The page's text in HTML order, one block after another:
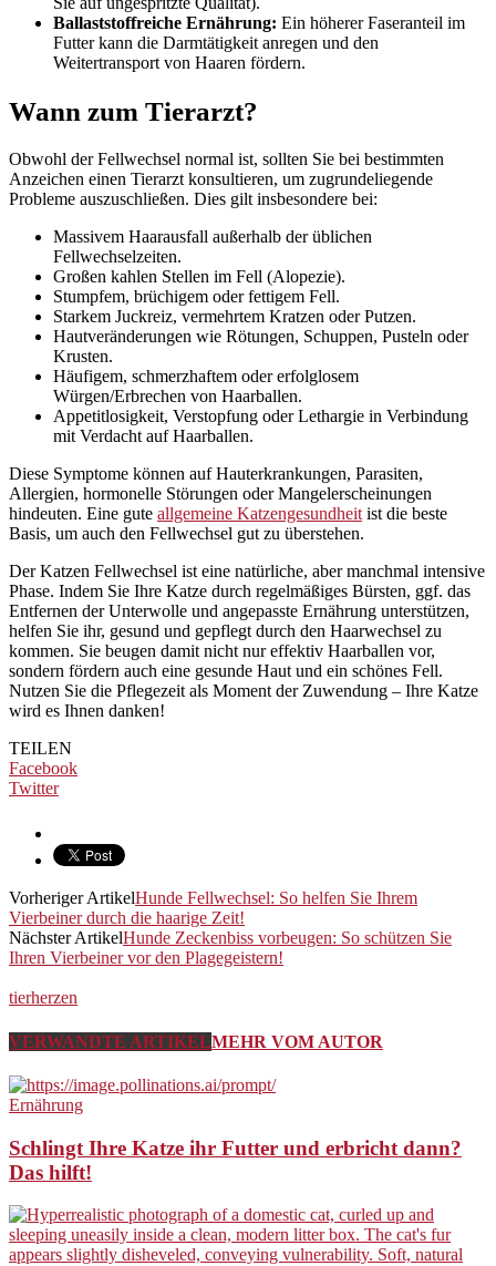
Ballaststoffreiche Ernährung: Ein höherer Faseranteil im
Futter kann die Darmtätigkeit anregen und den
Weitertransport von Haaren fördern.
Wann zum Tierarzt?
Obwohl der Fellwechsel normal ist, sollten Sie bei bestimmten
Anzeichen einen Tierarzt konsultieren, um zugrundeliegende
Probleme auszuschließen. Dies gilt insbesondere bei:
Massivem Haarausfall außerhalb der üblichen
Fellwechselzeiten.
Großen kahlen Stellen im Fell (Alopezie).
Stumpfem, brüchigem oder fettigem Fell.
Starkem Juckreiz, vermehrtem Kratzen oder Putzen.
Hautveränderungen wie Rötungen, Schuppen, Pusteln oder
Krusten.
Häufigem, schmerzhaftem oder erfolglosem
Würgen/Erbrechen von Haarballen.
Appetitlosigkeit, Verstopfung oder Lethargie in Verbindung
mit Verdacht auf Haarballen.
Diese Symptome können auf Hauterkrankungen, Parasiten,
Allergien, hormonelle Störungen oder Mangelerscheinungen
hindeuten. Eine gute allgemeine Katzengesundheit ist die beste
Basis, um auch den Fellwechsel gut zu überstehen.
Der Katzen Fellwechsel ist eine natürliche, aber manchmal intensive
Phase. Indem Sie Ihre Katze durch regelmäßiges Bürsten, ggf. das
Entfernen der Unterwolle und angepasste Ernährung unterstützen,
helfen Sie ihr, gesund und gepflegt durch den Haarwechsel zu
kommen. Sie beugen damit nicht nur effektiv Haarballen vor,
sondern fördern auch eine gesunde Haut und ein schönes Fell.
Nutzen Sie die Pflegezeit als Moment der Zuwendung – Ihre Katze
wird es Ihnen danken!
TEILEN
Facebook
Twitter
Vorheriger ArtikelHunde Fellwechsel: So helfen Sie Ihrem
Vierbeiner durch die haarige Zeit!
Nächster ArtikelHunde Zeckenbiss vorbeugen: So schützen Sie
Ihren Vierbeiner vor den Plagegeistern!
tierherzen
VERWANDTE ARTIKELMEHR VOM AUTOR
Ernährung
Schlingt Ihre Katze ihr Futter und erbricht dann?
Das hilft!